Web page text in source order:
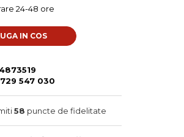
24-48 ore
IN COS
547 030
58 puncte de fidelitate